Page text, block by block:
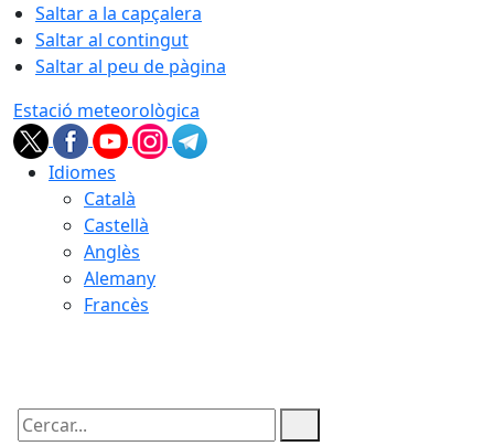
Saltar a la capçalera
Saltar al contingut
Saltar al peu de pàgina
Estació meteorològica
Idiomes
Català
Castellà
Anglès
Alemany
Francès